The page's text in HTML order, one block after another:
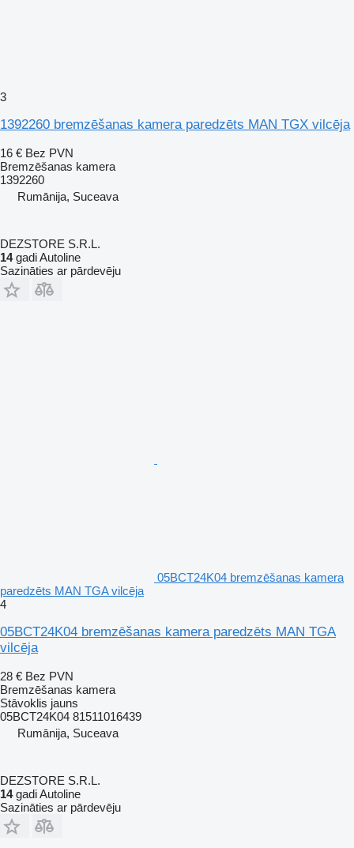
3
1392260 bremzēšanas kamera paredzēts MAN TGX vilcēja
16 € Bez PVN
Bremzēšanas kamera
1392260
Rumānija, Suceava
DEZSTORE S.R.L.
14gadi Autoline
Sazināties ar pārdevēju
05BCT24K04 bremzēšanas kamera
paredzēts MAN TGA vilcēja
4
05BCT24K04 bremzēšanas kamera paredzēts MAN TGA
vilcēja
28 € Bez PVN
Bremzēšanas kamera
Stāvoklis jauns
05BCT24K04 81511016439
Rumānija, Suceava
DEZSTORE S.R.L.
14gadi Autoline
Sazināties ar pārdevēju